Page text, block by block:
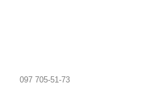
097 705-51-73